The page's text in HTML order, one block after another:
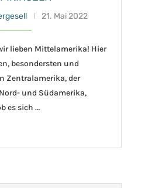
21. Mai 2022
lieben Mittelamerika! Hier
besondersten und
Zentralamerika, der
und Südamerika,
es sich …